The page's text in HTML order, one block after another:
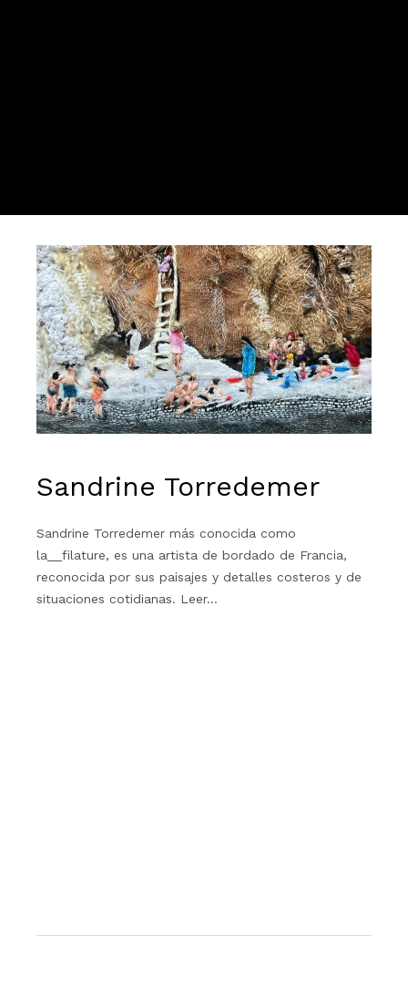
Sandrine Torredemer
Sandrine Torredemer más conocida como
la__filature, es una artista de bordado de Francia,
reconocida por sus paisajes y detalles costeros y de
situaciones cotidianas. Leer…